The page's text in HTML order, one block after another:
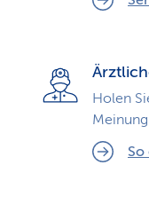
Holen